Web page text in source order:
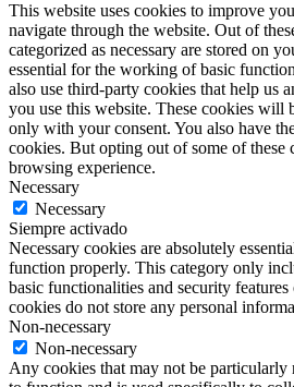
This website uses cookies to improve
navigate through the website. Out of
categorized as necessary are stored on
essential for the working of basic
also use third-party cookies that help us
you use this website. These cookies will
only with your consent. You also have
cookies. But opting out of some of these
browsing experience.
Necessary
Necessary
Siempre activado
Necessary cookies are absolutely
function properly. This category only
basic functionalities and security
cookies do not store any personal
Non-necessary
Non-necessary
Any cookies that may not be particularly